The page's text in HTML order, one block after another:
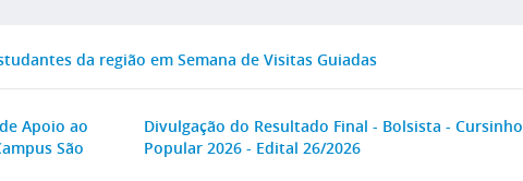
da região em Semana de Visitas Guiadas
Apoio ao
São
Divulgação do Resultado Final - Bolsista - Cursinho
Popular 2026 - Edital 26/2026